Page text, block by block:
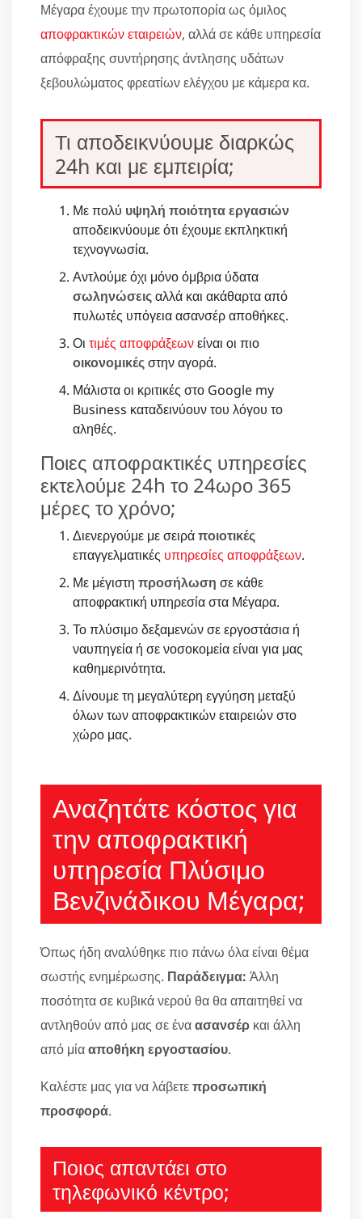
Μέγαρα έχουμε την πρωτοπορία ως όμιλος
αποφρακτικών εταιρειών, αλλά σε κάθε υπηρεσία
απόφραξης συντήρησης άντλησης υδάτων
ξεβουλώματος φρεατίων ελέγχου με κάμερα κα.
Τι αποδεικνύουμε διαρκώς
24h και με εμπειρία;
Με πολύ υψηλή ποιότητα εργασιών
αποδεικνύουμε ότι έχουμε εκπληκτική
τεχνογνωσία.
Αντλούμε όχι μόνο όμβρια ύδατα
σωληνώσειςαλλά και ακάθαρτα από
πυλωτές υπόγεια ασανσέρ αποθήκες.
Οι τιμές αποφράξεωνείναι οι πιο
οικονομικέςστην αγορά.
Μάλιστα οι κριτικές στο Google my
Business καταδεινύουν του λόγου το
αληθές.
Ποιες αποφρακτικές υπηρεσίες
εκτελούμε 24h το 24ωρο 365
μέρες το χρόνο;
Διενεργούμε με σειράποιοτικές
επαγγελματικές υπηρεσίες αποφράξεων.
Με μέγιστη προσήλωση σε κάθε
αποφρακτική υπηρεσία στα Μέγαρα.
Το πλύσιμο δεξαμενών σε εργοστάσια ή
ναυπηγεία ή σε νοσοκομεία είναι για μας
καθημερινότητα.
Δίνουμε τη μεγαλύτερη εγγύηση μεταξύ
όλων των αποφρακτικών εταιρειών στο
χώρο μας.
Αναζητάτε κόστος για
την αποφρακτική
υπηρεσία Πλύσιμο
Βενζινάδικου Μέγαρα;
Όπως ήδη αναλύθηκε πιο πάνω όλα είναι θέμα
σωστής ενημέρωσης. Παράδειγμα: Άλλη
ποσότητα σε κυβικά νερού θα θα απαιτηθεί να
αντληθούν από μας σε έναασανσέρ και άλλη
από μίααποθήκη εργοστασίου.
Καλέστε μας για να λάβετεπροσωπική
προσφορά.
Ποιος απαντάει στο
τηλεφωνικό κέντρο;